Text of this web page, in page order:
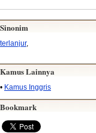
Sinonim
terlanjur,
Kamus Lainnya
• Kamus Inggris
Bookmark